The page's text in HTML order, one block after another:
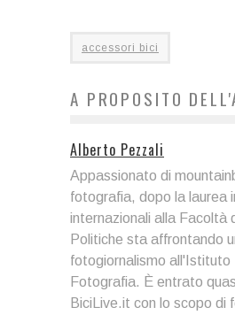
accessori bici
A PROPOSITO
Alberto Pezzali
Appassionato di
fotografia, dopo la laurea
internazionali alla Facoltà
Politiche sta affrontando
fotogiornalismo all'Istituto
Fotografia. È entrato
BiciLive.it con lo scopo di